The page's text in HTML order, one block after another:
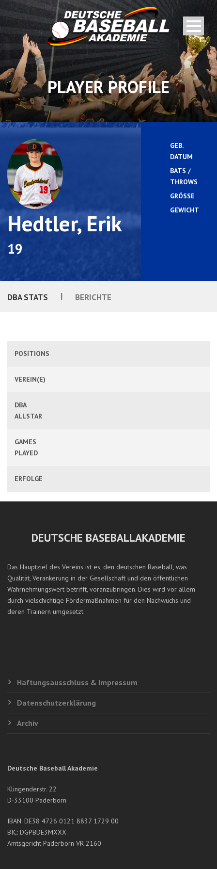
PLAYER PROFILE
Hedtler, Erik
19
GEB.
DATUM
BATS /
THROWS
GRÖSSE
GEWICHT
DBA STATS | BERICHTE
POSITIONS
VEREIN(E)
DBA
ALLSTAR
GAMES
PLAYED
ERFOLGE
DEUTSCHE BASEBALLAKADEMIE
Das Hauptziel des Vereins ist es, den deutschen Baseball, was
Qualität, Verankerung in der Gesellschaft und den öffentlichen
Wahrnehmungswert betrifft, voranzubringen. Dies wird vor allem
durch vielschichtige Fördermaßnahmen für den Nachwuchs und
deren Trainern umgesetzt.
Haftungsausschluss & Impressum
Datenschutzerklärung
Archiv
Deutsche Baseball Akademie
Klingenderstr. 22
D-33100 Paderborn
IBAN: DE38 4726 0121 8837 1729 00
BIC: DGPBDE3MXXX
Amtsgericht Paderborn VR 2160